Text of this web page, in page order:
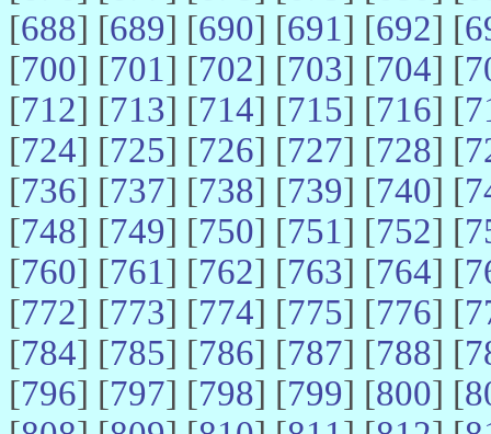
[688] [689] [690] [691] [692] [
[700] [701] [702] [703] [704] [
[712] [713] [714] [715] [716] [
[724] [725] [726] [727] [728] [
[736] [737] [738] [739] [740] [
[748] [749] [750] [751] [752] [
[760] [761] [762] [763] [764] [
[772] [773] [774] [775] [776] [
[784] [785] [786] [787] [788] [
[796] [797] [798] [799] [800] [